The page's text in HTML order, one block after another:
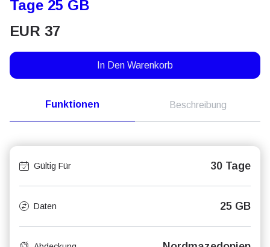
Tage 25 GB
EUR 37
In Den Warenkorb
Funktionen Beschreibung
Gültig Für 30 Tage
Daten 25 GB